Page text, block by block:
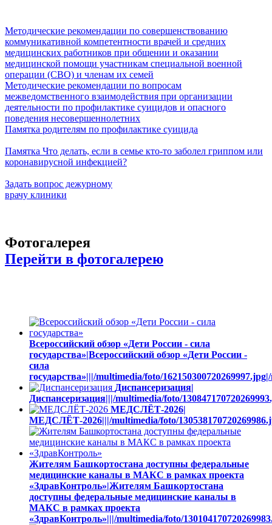
Методические рекомендации по совершенствованию
коммуникативной компетентности врачей и средних
медицинских работников при общении и оказании
медицинской помощи участникам специальной военной
операции (СВО) и членам их семей
Методические рекомендации по вопросам
межведомственного взаимодействия при организации
деятельности по профилактике суицидов и опасного
поведения несовершеннолетних
Памятка родителям по профилактике суицида
Памятка Что делать, если в семье кто-то заболел гриппом или
коронавирусной инфекцией?
Задать вопрос дежурному
врачу клиники
Фотогалерея
Перейти в фотогалерею
Всероссийский обзор «Дети России - сила
государства»|Всероссийский обзор «Дети России -
сила
государства»|||/multimedia/foto/
Диспансеризация|
Диспансеризация|||/multimedia/foto/
МЕДСЛЁТ-2026|
МЕДСЛЁТ-2026|||/multimedia/foto/
Жителям Башкортостана доступны федеральные
медицинские каналы в МАКС в рамках проекта
«ЗдравКонтроль»|Жителям Башкортостана
доступны федеральные медицинские каналы в
МАКС в рамках проекта
«ЗдравКонтроль»|||/multimedia/foto/